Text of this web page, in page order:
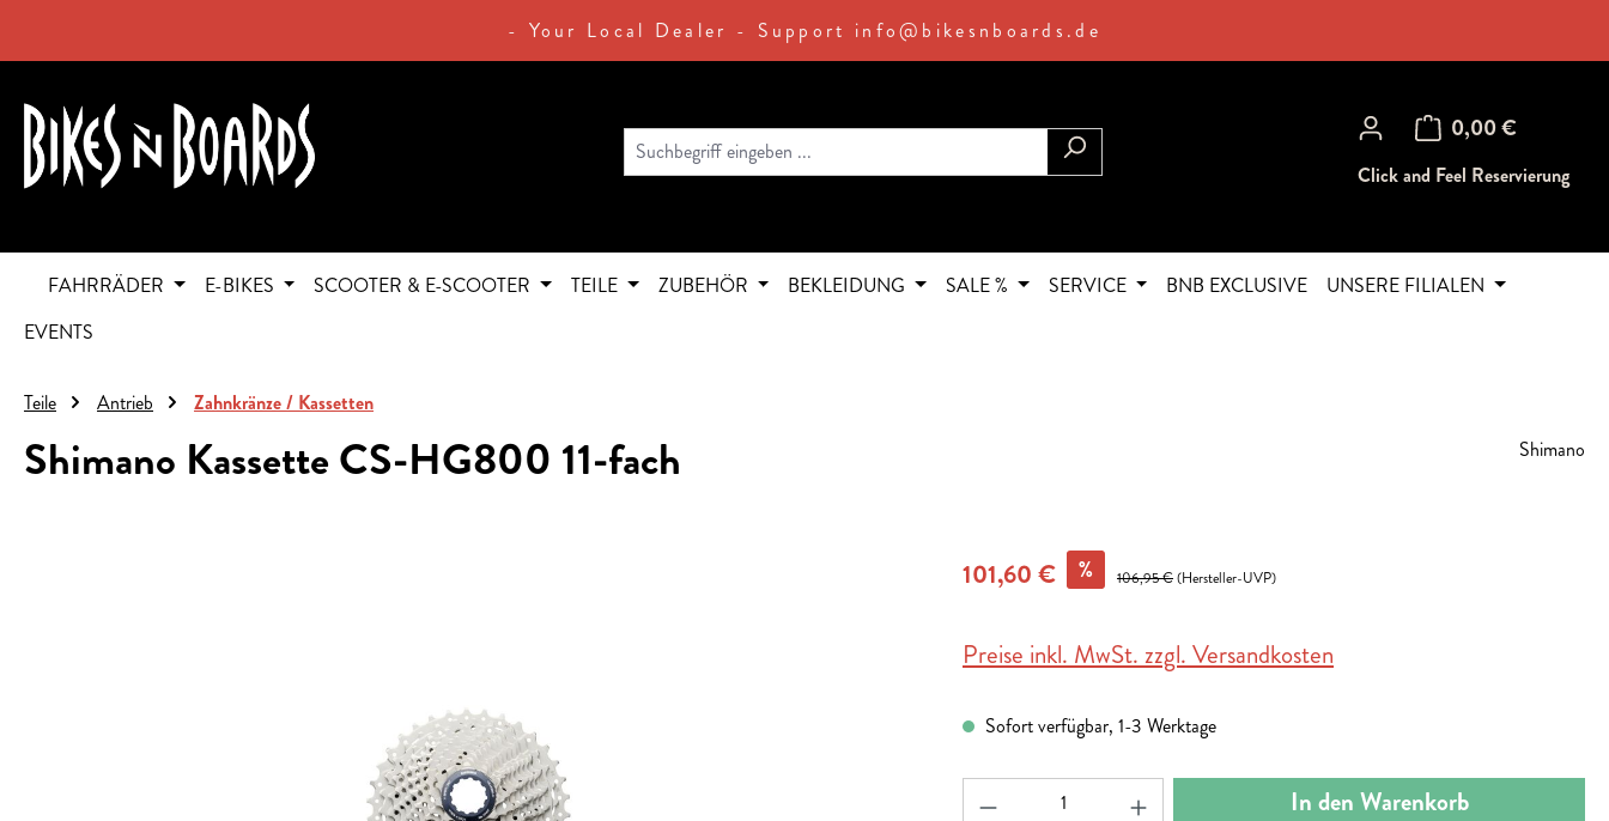
- Your Local Dealer - Support info@bikesnboards.de
0,00 €
Warenkorb enthält 0
Click and Feel Reservierung
FAHRRÄDER E-BIKES SCOOTER & E-SCOOTER TEILE ZUBEHÖR BEKLEIDUNG SALE % SERVICE BNB EXCLUSIVE
UNSERE FILIALEN
EVENTS
Teile Antrieb Zahnkränze / Kassetten
Shimano Kassette CS-HG800 11-fach Shimano
101,60 € % 106,95 €(Hersteller-UVP)
Preise inkl. MwSt. zzgl. Versandkosten
Sofort verfügbar, 1-3 Werktage
Produkt Anzahl: Gib den gewünschten Wert ein oder
In den Warenkorb